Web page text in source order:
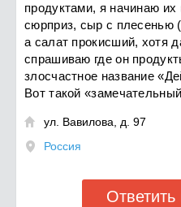
продуктами, я начинаю
сюрприз, сыр с плесенью
а салат прокисший, хотя
спрашиваю где он
злосчастное название
Вот такой

ул. Вавилова, д. 97
Россия